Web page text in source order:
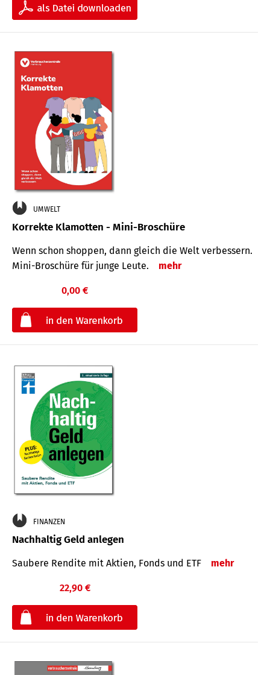
UMWELT
Korrekte Klamotten - Mini-Broschüre
Wenn schon shoppen, dann gleich die Welt verbessern.
Mini-Broschüre für junge Leute.
mehr
0,00 €
FINANZEN
Nachhaltig Geld anlegen
Saubere Rendite mit Aktien, Fonds und ETF mehr
22,90 €